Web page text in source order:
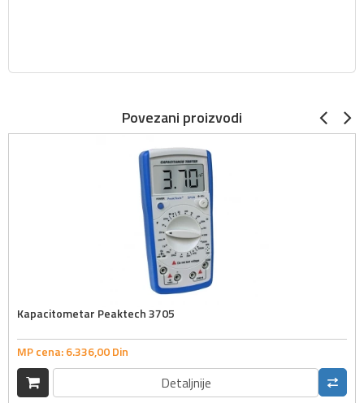
Povezani proizvodi
Kapacitometar Peaktech 3705
MP cena:6.336,00Din
Detaljnije